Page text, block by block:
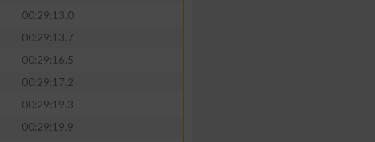
00:29:13.0
00:29:13.7
00:29:16.5
00:29:17.2
00:29:19.3
00:29:19.9